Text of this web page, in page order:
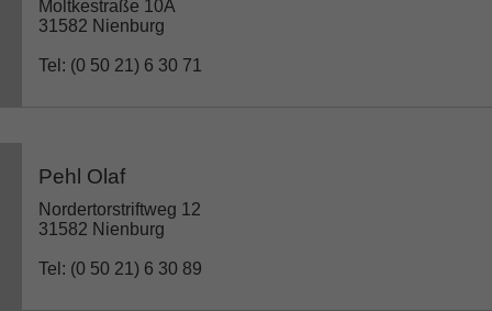
Moltkestraße 10A
31582 Nienburg
Tel: (0 50 21) 6 30 71
Pehl Olaf
Nordertorstriftweg 12
31582 Nienburg
Tel: (0 50 21) 6 30 89